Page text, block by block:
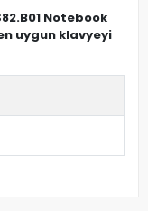
Notebook
uygun klavyeyi